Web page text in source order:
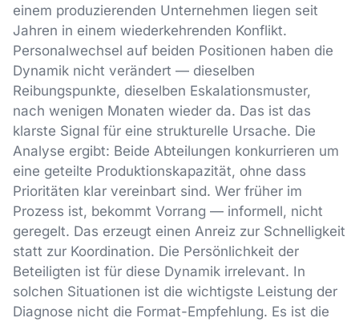
einem produzierenden Unternehmen liegen seit
Jahren in einem wiederkehrenden Konflikt.
Personalwechsel auf beiden Positionen haben die
Dynamik nicht verändert — dieselben
Reibungspunkte, dieselben Eskalationsmuster,
nach wenigen Monaten wieder da. Das ist das
klarste Signal für eine strukturelle Ursache. Die
Analyse ergibt: Beide Abteilungen konkurrieren um
eine geteilte Produktionskapazität, ohne dass
Prioritäten klar vereinbart sind. Wer früher im
Prozess ist, bekommt Vorrang — informell, nicht
geregelt. Das erzeugt einen Anreiz zur Schnelligkeit
statt zur Koordination. Die Persönlichkeit der
Beteiligten ist für diese Dynamik irrelevant. In
solchen Situationen ist die wichtigste Leistung der
Diagnose nicht die Format-Empfehlung. Es ist die